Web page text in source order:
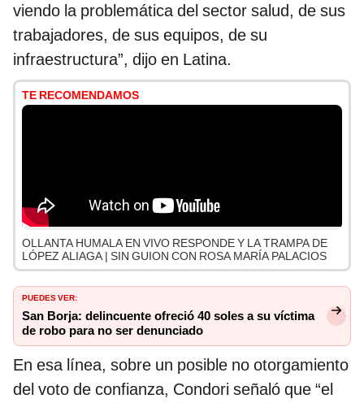
viendo la problemática del sector salud, de sus
trabajadores, de sus equipos, de su
infraestructura”, dijo en Latina.
TE RECOMENDAMOS
OLLANTA HUMALA EN VIVO RESPONDE Y LA TRAMPA DE
LÓPEZ ALIAGA | SIN GUION CON ROSA MARÍA PALACIOS
PUEDES VER:
San Borja: delincuente ofreció 40 soles a su víctima
de robo para no ser denunciado
En esa línea, sobre un posible no otorgamiento
del voto de confianza, Condori señaló que “el